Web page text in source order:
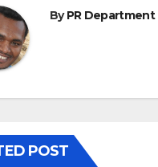
ByPR Department
POST